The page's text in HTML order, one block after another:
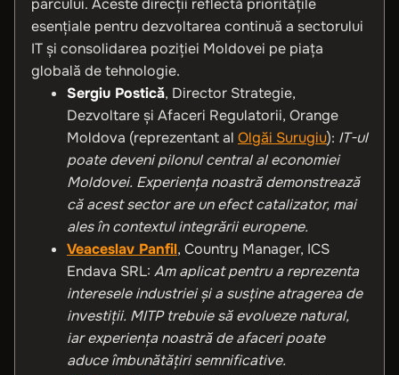
parcului. Aceste direcții reflectă prioritățile
esențiale pentru dezvoltarea continuă a sectorului
IT și consolidarea poziției Moldovei pe piața
globală de tehnologie.
Sergiu Postică, Director Strategie,
Dezvoltare şi Afaceri Regulatorii, Orange
Moldova (reprezentant al Olgăi Surugiu): IT-ul
poate deveni pilonul central al economiei
Moldovei. Experiența noastră demonstrează
că acest sector are un efect catalizator, mai
ales în contextul integrării europene.
Veaceslav Panfil, Country Manager, ICS
Endava SRL: Am aplicat pentru a reprezenta
interesele industriei și a susține atragerea de
investiții. MITP trebuie să evolueze natural,
iar experiența noastră de afaceri poate
aduce îmbunătățiri semnificative.